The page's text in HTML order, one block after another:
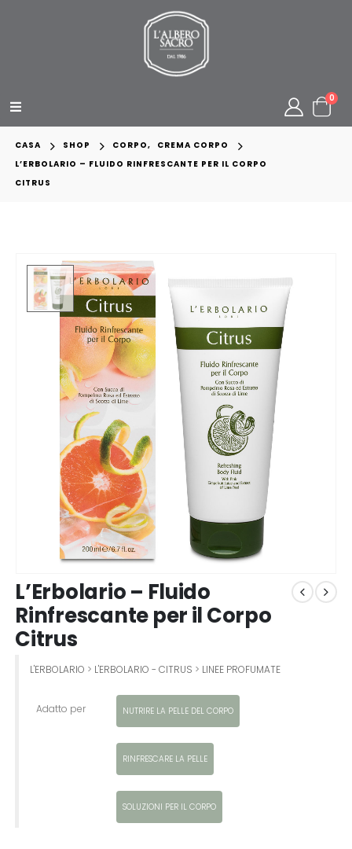
0
CASA SHOP CORPO,
CREMA CORPO
L’ERBOLARIO – FLUIDO RINFRESCANTE PER IL CORPO
CITRUS
L’Erbolario – Fluido
Rinfrescante per il Corpo
Citrus
L'ERBOLARIO > L'ERBOLARIO - CITRUS > LINEE PROFUMATE
Adatto per NUTRIRE LA PELLE DEL CORPO
RINFRESCARE LA PELLE
SOLUZIONI PER IL CORPO